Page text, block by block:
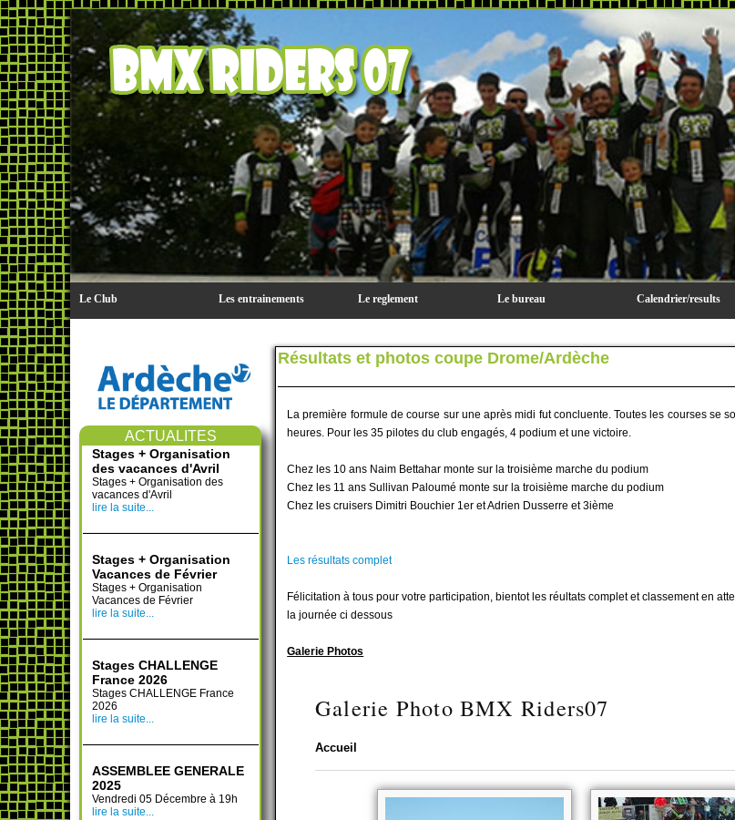
Le Club Les entrainements Le reglement Le bureau Calendrier/results
ACTUALITES
Stages + Organisation
des vacances d'Avril
Stages + Organisation des
vacances d'Avril
lire la suite...
Stages + Organisation
Vacances de Février
Stages + Organisation
Vacances de Février
lire la suite...
Stages CHALLENGE
France 2026
Stages CHALLENGE France
2026
lire la suite...
ASSEMBLEE GENERALE
2025
Vendredi 05 Décembre à 19h
lire la suite...
Résultats et photos coupe Drome/Ardèche
La première formule de course sur une après midi fut concluente. Toutes les courses se
heures. Pour les 35 pilotes du club engagés, 4 podium et une victoire.
Chez les 10 ans Naim Bettahar monte sur la troisième marche du podium
Chez les 11 ans Sullivan Paloumé monte sur la troisième marche du podium
Chez les cruisers Dimitri Bouchier 1er et Adrien Dusserre et 3ième
Les résultats complet
Félicitation à tous pour votre participation, bientot les réultats complet et classement en
la journée ci dessous
Galerie Photos